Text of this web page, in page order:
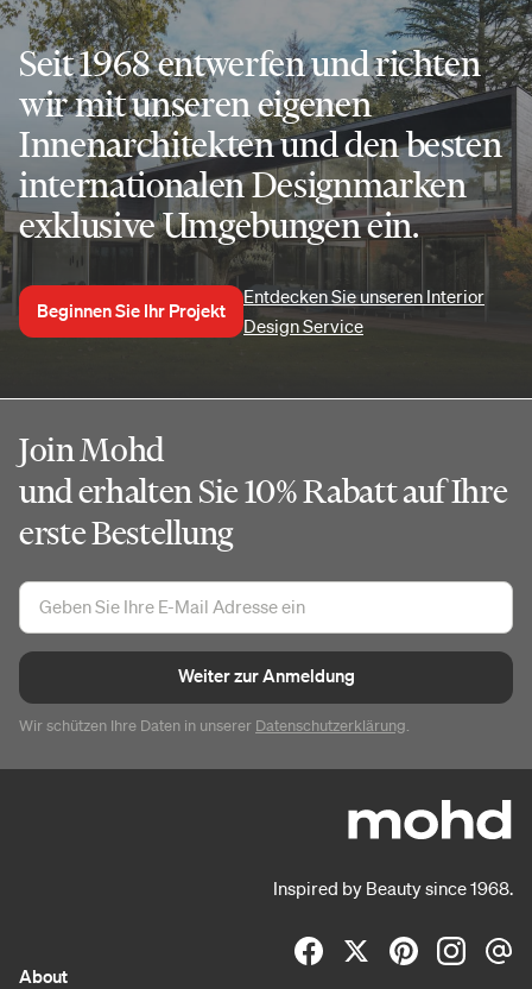
Seit 1968 entwerfen und richten
wir mit unseren eigenen
Innenarchitekten und den besten
internationalen Designmarken
exklusive Umgebungen ein.
Beginnen Sie Ihr Projekt
Entdecken Sie unseren Interior
Design Service
Join Mohd
und erhalten Sie 10% Rabatt auf Ihre
erste Bestellung
Weiter zur Anmeldung
Wir schützen Ihre Daten in unserer Datenschutzerklärung.
Inspired by Beauty since 1968.
About